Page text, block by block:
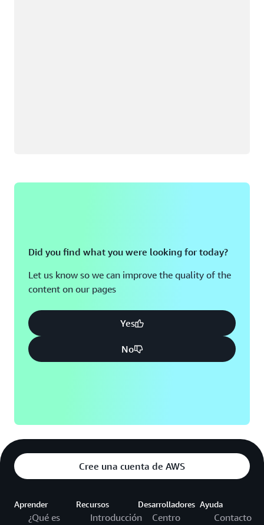
Did you find what you were looking for today?
Let us know so we can improve the quality of the
content on our pages
Yes
No
Cree una cuenta de AWS
Aprender
¿Qué es
Recursos
Introducción
Desarrolladores
Centro
Ayuda
Contacto